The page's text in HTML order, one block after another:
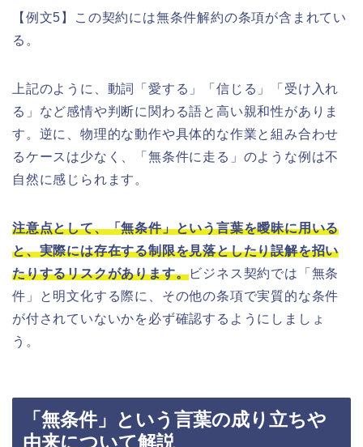
【例文5】この契約には無条件解約の条項が含まれてい
る。
上記のように、動詞「愛する」「信じる」「受け入れ
る」など感情や判断に関わる語と高い親和性がありま
す。逆に、物理的な動作や具体的な作業と組み合わせ
るケースは少なく、「無条件に走る」のような例は不
自然に感じられます。
注意点として、「無条件」という言葉を曖昧に用いる
と、実際には存在する制限を見落としたり誤解を招い
たりするリスクがあります。ビジネス契約では「無条
件」と明文化する際に、その他の条項で実質的な条件
が付されていないかを必ず確認するようにしましょ
う。
「無条件」という言葉の成り立ちや
由来について解説